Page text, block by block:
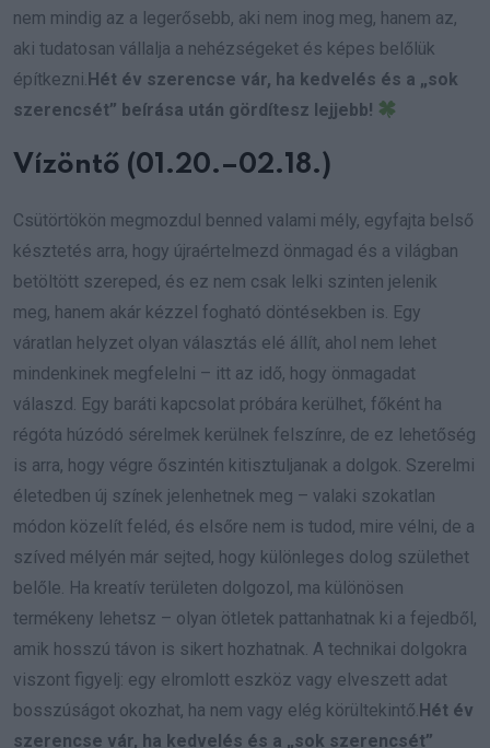
nem mindig az a legerősebb, aki nem inog meg, hanem az,
aki tudatosan vállalja a nehézségeket és képes belőlük
építkezni.Hét év szerencse vár, ha kedvelés és a „sok
szerencsét” beírása után gördítesz lejjebb!
Vízöntő (01.20.–02.18.)
Csütörtökön megmozdul benned valami mély, egyfajta belső
késztetés arra, hogy újraértelmezd önmagad és a világban
betöltött szereped, és ez nem csak lelki szinten jelenik
meg, hanem akár kézzel fogható döntésekben is. Egy
váratlan helyzet olyan választás elé állít, ahol nem lehet
mindenkinek megfelelni – itt az idő, hogy önmagadat
válaszd. Egy baráti kapcsolat próbára kerülhet, főként ha
régóta húzódó sérelmek kerülnek felszínre, de ez lehetőség
is arra, hogy végre őszintén kitisztuljanak a dolgok. Szerelmi
életedben új színek jelenhetnek meg – valaki szokatlan
módon közelít feléd, és elsőre nem is tudod, mire vélni, de a
szíved mélyén már sejted, hogy különleges dolog születhet
belőle. Ha kreatív területen dolgozol, ma különösen
termékeny lehetsz – olyan ötletek pattanhatnak ki a fejedből,
amik hosszú távon is sikert hozhatnak. A technikai dolgokra
viszont figyelj: egy elromlott eszköz vagy elveszett adat
bosszúságot okozhat, ha nem vagy elég körültekintő.Hét év
szerencse vár, ha kedvelés és a „sok szerencsét”